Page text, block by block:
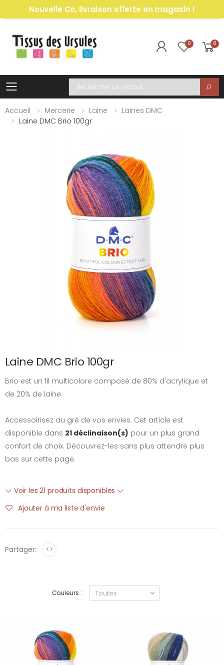
Nouvelle Co, livraison offerte en magasin !
0 0
Toggle mobile menu
Recherche
Accueil
Mercerie Laine
Laines DMC
Laine DMC Brio 100gr
Laine DMC Brio 100gr
Brio est un fil multicolore composé de 80% d'acrylique et
de 20% de laine.
Accessoirisez au gré de vos envies. Cet article est
disponible dans 21 déclinaison(s) pour un plus grand
confort de choix. Découvrez-les sans plus attendre plus
bas sur cette page.
Voir les 21 produits disponibles
Ajouter à ma liste d'envie
Partager: <>
Couleurs :